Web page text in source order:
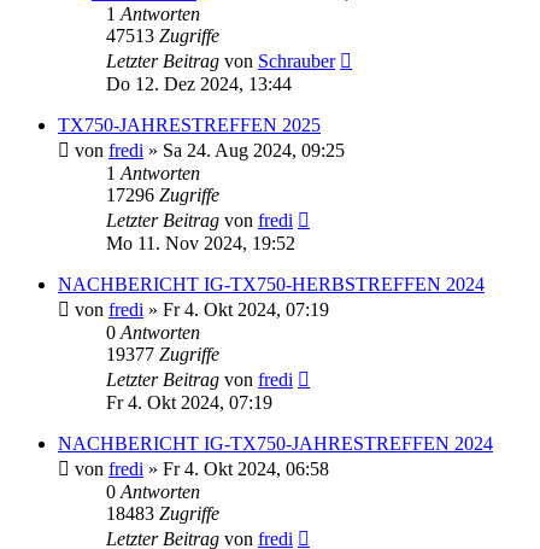
1 Antworten
47513 Zugriffe
Letzter Beitrag von Schrauber
Do 12. Dez 2024, 13:44
TX750-JAHRESTREFFEN 2025
von fredi » Sa 24. Aug 2024, 09:25
1 Antworten
17296 Zugriffe
Letzter Beitrag von fredi
Mo 11. Nov 2024, 19:52
NACHBERICHT IG-TX750-HERBSTREFFEN 2024
von fredi » Fr 4. Okt 2024, 07:19
0 Antworten
19377 Zugriffe
Letzter Beitrag von fredi
Fr 4. Okt 2024, 07:19
NACHBERICHT IG-TX750-JAHRESTREFFEN 2024
von fredi » Fr 4. Okt 2024, 06:58
0 Antworten
18483 Zugriffe
Letzter Beitrag von fredi